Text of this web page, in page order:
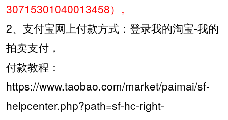
30715301040013458）。
2、支付宝网上付款方式：登录我的淘宝-我的
拍卖支付，
付款教程：
https://www.taobao.com/market/paimai/sf-
helpcenter.php?path=sf-hc-right-